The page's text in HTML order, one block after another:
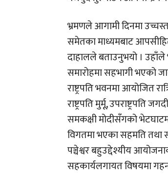
भ्रमणले आगामी दिनमा
समेतका माध्यमबाट
दाहालले बताउनुभयो ।
समारोहमा सहभागी भएको
राष्ट्रपति भवनमा आयोजित
राष्ट्रपति मुर्मू, उपराष्ट्रपति
समकक्षी मोदीसँगको
विगतमा भएका सहमति तथा
पञ्चेश्वर बहुउद्देश्यीय
सहकार्यलगायत विषयमा